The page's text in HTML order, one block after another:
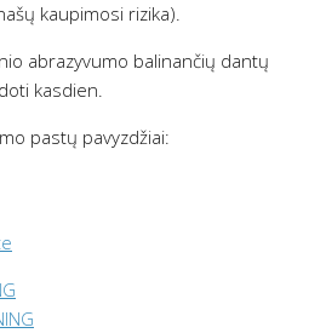
kaupimosi rizika).
abrazyvumo balinančių dantų
kasdien.
pastų pavyzdžiai: